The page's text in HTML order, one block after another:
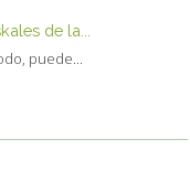
de la...
puede...